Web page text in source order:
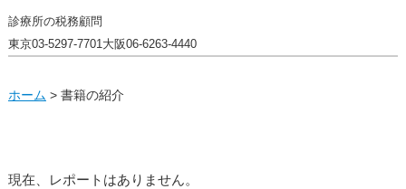
診療所の税務顧問
東京03-5297-7701大阪06-6263-4440
ホーム > 書籍の紹介
現在、レポートはありません。